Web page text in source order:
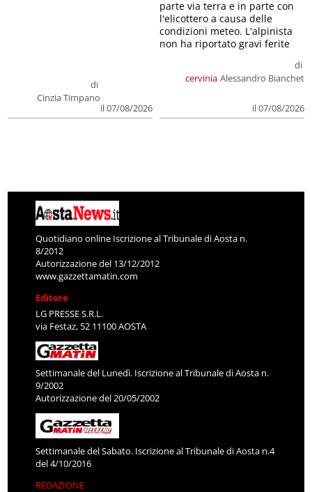
di
Cinzia Timpano
il 07/08/2026
cervinia
di
Alessandro Bianchet
il 07/08/2026
parte via terra e in parte con
l'elicottero a causa delle
condizioni meteo. L'alpinista
non ha riportato gravi ferite
Quotidiano online Iscrizione al Tribunale di Aosta n.
8/2012
Autorizzazione del 13/12/2012
www.gazzettamatin.com
Editore
LG PRESSE S.R.L.
via Festaz, 52 11100 AOSTA
Settimanale del Lunedì. Iscrizione al Tribunale di Aosta n.
9/2002
Autorizzazione del 20/05/2002
Settimanale del Sabato. Iscrizione al Tribunale di Aosta n.4
del 4/10/2016
REDAZIONE